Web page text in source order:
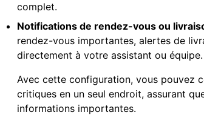
complet.
Notifications de rendez-vous ou
rendez-vous importantes, alertes de
directement à votre assistant ou équipe.
Avec cette configuration, vous pouvez
critiques en un seul endroit, assurant
informations importantes.